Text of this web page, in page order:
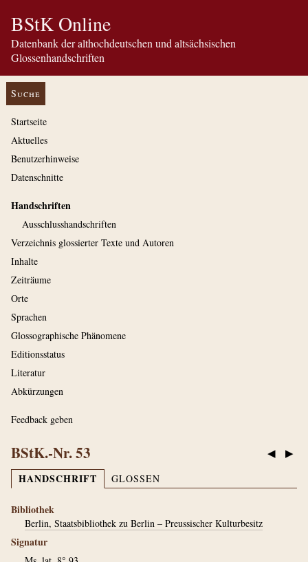
BStK Online
Datenbank der althochdeutschen und altsächsischen
Glossenhandschriften
Suche
Startseite
Aktuelles
Benutzerhinweise
Datenschnitte
Handschriften
Ausschluss­handschriften
Verzeichnis glossierter Texte und Autoren
Inhalte
Zeiträume
Orte
Sprachen
Glossographische Phänomene
Editionsstatus
Literatur
Abkürzungen
Feedback geben
◀ ▶
BStK.-Nr. 53
HANDSCHRIFT GLOSSEN
Bibliothek
Berlin, Staatsbibliothek zu Berlin – Preussischer Kulturbesitz
Signatur